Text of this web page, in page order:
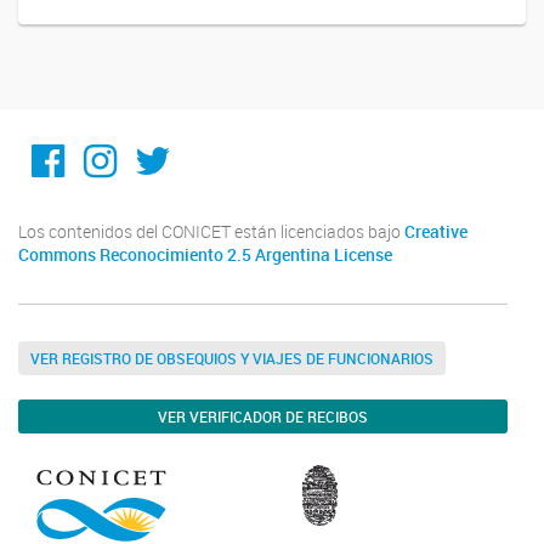
Facebook
Instagram
Twitter
Los contenidos del CONICET están licenciados bajo Creative
Commons Reconocimiento 2.5 Argentina License
VER REGISTRO DE OBSEQUIOS Y VIAJES DE FUNCIONARIOS
VER VERIFICADOR DE RECIBOS